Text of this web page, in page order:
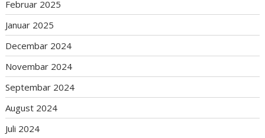
Februar 2025
Januar 2025
Decembar 2024
Novembar 2024
Septembar 2024
August 2024
Juli 2024